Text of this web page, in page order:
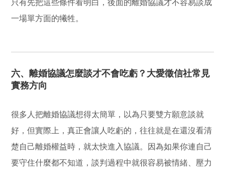
只有先把這些條件看明白，後面的離婚協議才不容易談成
一場單方面的犧牲。
六、離婚協議怎麼談才不會吃虧？大愛徵信社常見
實務方向
很多人把離婚協議想得太簡單，以為只要雙方願意談就
好，但實際上，真正會讓人吃虧的，往往就是在還沒看清
楚自己離婚權益時，就太快進入協議。因為如果你連自己
要守住什麼都不知道，談判過程中就很容易被情緒、壓力